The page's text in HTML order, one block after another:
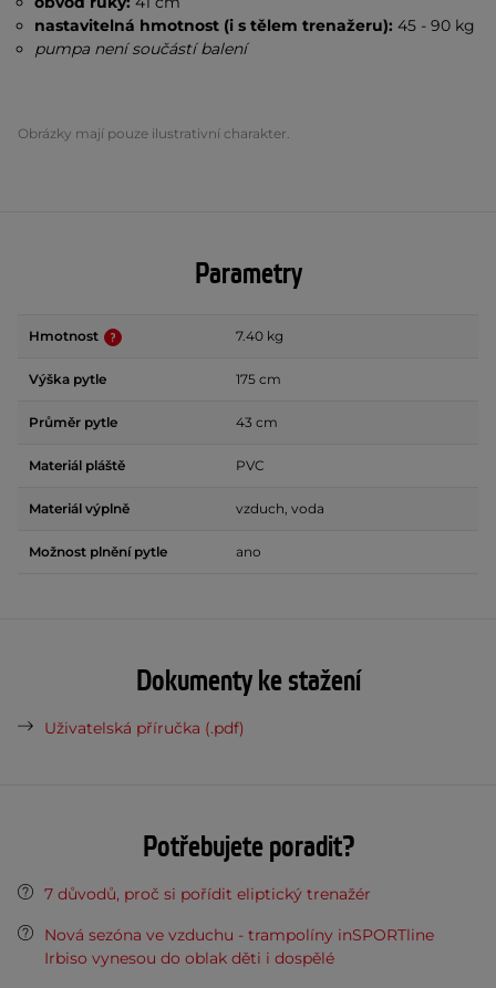
nastavitelná hmotnost (i s tělem trenažeru): 45 - 90 kg
pumpa není součástí balení
Obrázky mají pouze ilustrativní charakter.
Parametry
Hmotnost 7.40 kg
Výška pytle 175 cm
Průměr pytle 43 cm
Materiál pláště PVC
Materiál výplně vzduch, voda
Možnost plnění pytle ano
Dokumenty ke stažení
Uživatelská příručka (.pdf)
Potřebujete poradit?
7 důvodů, proč si pořídit eliptický trenažér
Nová sezóna ve vzduchu - trampolíny inSPORTline
Irbiso vynesou do oblak děti i dospělé